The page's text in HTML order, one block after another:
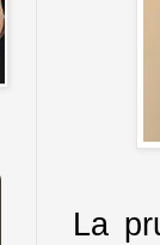
La